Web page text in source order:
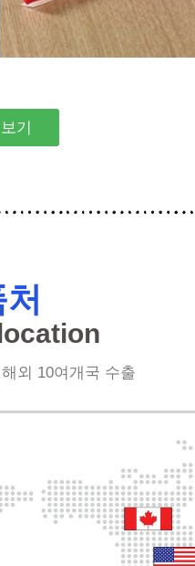
기
외 10여개국 수출